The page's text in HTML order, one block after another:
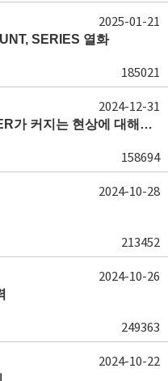
SERIES 열화
185021
2025-01-21
HF와 LF중 LF REFLECT POWER가 커지는 현상에 대해서 도움이 필요합니다.
158694
2024-12-31
213452
2024-10-28
249363
2024-10-26
2024-10-22